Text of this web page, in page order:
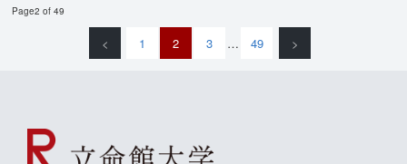
Page2 of 49
< 1 2 3 … 49 >